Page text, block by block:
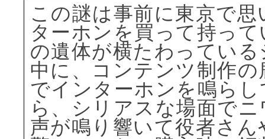
この謎は事前に東京で
ターホンを買って持っ
の遺体が横たわってい
中に、コンテンツ制作
でインターホンを鳴ら
ら、シリアスな場面で
声が鳴り響いて役者さ